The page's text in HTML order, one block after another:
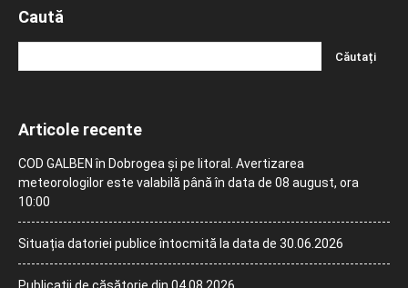
Caută
Articole recente
COD GALBEN în Dobrogea și pe litoral. Avertizarea
meteorologilor este valabilă până în data de 08 august, ora
10:00
Situația datoriei publice întocmită la data de 30.06.2026